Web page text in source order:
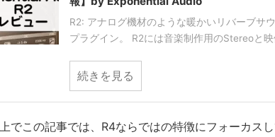
R2: アナログ機材のような暖かいリバーブサ
プラグイン。 R2には音楽制作用のStereoと
続きを見る
でこの記事では、R4ならではの特徴にフォーカス